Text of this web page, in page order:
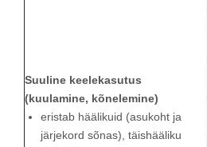
Suuline keelekasutus
(kuulamine, kõnelemine)
eristab häälikuid (asukoht ja
järjekord sõnas), täishääliku